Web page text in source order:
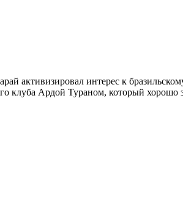
активизировал интерес к
клуба Ардой Тураном, который